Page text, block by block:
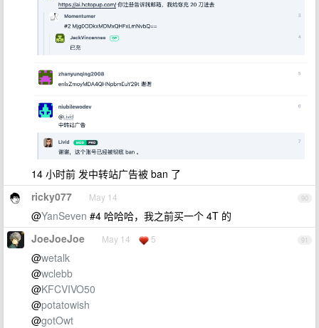
14 小时前 发中转站广告被 ban 了
90
ricky077 May 14
@YanSeven #4 哈哈哈，我之前买一个 4T 的
91
JoeJoeJoe May 14 5
@wetalk
@wclebb
@KFCVIVO50
@potatowish
@gotOwt